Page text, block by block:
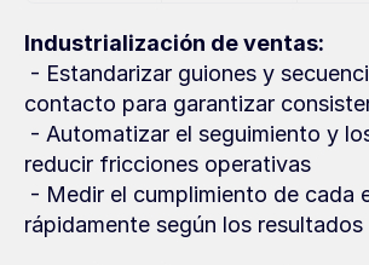
Industrialización de ventas:
contacto para garantizar
reducir fricciones operativas
rápidamente según los resultados